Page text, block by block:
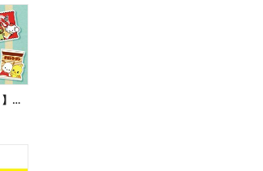
【サンリオ×メーカーマスコット】オリジナルグッズ貰える!